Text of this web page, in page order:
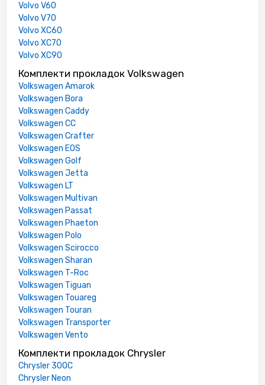
Volvo V60
Volvo V70
Volvo XC60
Volvo XC70
Volvo XC90
Комплекти прокладок Volkswagen
Volkswagen Amarok
Volkswagen Bora
Volkswagen Caddy
Volkswagen CC
Volkswagen Crafter
Volkswagen EOS
Volkswagen Golf
Volkswagen Jetta
Volkswagen LT
Volkswagen Multivan
Volkswagen Passat
Volkswagen Phaeton
Volkswagen Polo
Volkswagen Scirocco
Volkswagen Sharan
Volkswagen T-Roc
Volkswagen Tiguan
Volkswagen Touareg
Volkswagen Touran
Volkswagen Transporter
Volkswagen Vento
Комплекти прокладок Chrysler
Chrysler 300C
Chrysler Neon